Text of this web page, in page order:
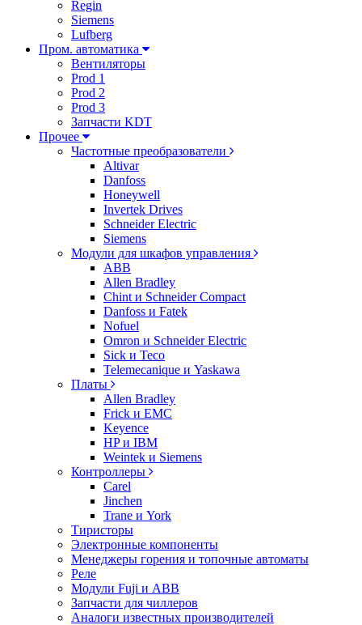
Regin
Siemens
Lufberg
Пром. автоматика
Вентиляторы
Prod 1
Prod 2
Prod 3
Запчасти KDT
Прочее
Частотные преобразователи
Altivar
Danfoss
Honeywell
Invertek Drives
Schneider Electric
Siemens
Модули для шкафов управления
ABB
Allen Bradley
Chint и Schneider Compact
Danfoss и Fatek
Nofuel
Omron и Schneider Electric
Sick и Teco
Telemecanique и Yaskawa
Платы
Allen Bradley
Frick и EMC
Keyence
HP и IBM
Weintek и Siemens
Контроллеры
Carel
Jinchen
Trane и York
Тиристоры
Электронные компоненты
Менеджеры горения и топочные автоматы
Реле
Модули Fuji и ABB
Запчасти для чиллеров
Аналоги известных производителей